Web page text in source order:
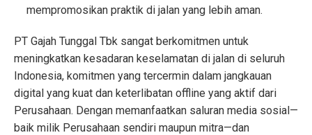
mempromosikan praktik di jalan yang lebih aman.
PT Gajah Tunggal Tbk sangat berkomitmen untuk
meningkatkan kesadaran keselamatan di jalan di seluruh
Indonesia, komitmen yang tercermin dalam jangkauan
digital yang kuat dan keterlibatan offline yang aktif dari
Perusahaan. Dengan memanfaatkan saluran media sosial—
baik milik Perusahaan sendiri maupun mitra—dan